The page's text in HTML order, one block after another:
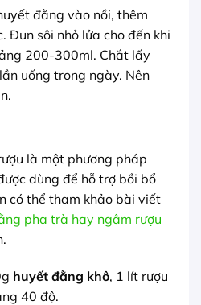
đằng vào nồi, thêm
Đun sôi nhỏ lửa cho đến khi
200-300ml. Chắt lấy
uống trong ngày. Nên
là một phương pháp
dùng để hỗ trợ bồi bổ
có thể tham khảo bài viết
pha trà hay ngâm rượu
huyết đằng khô, 1 lít rượu
40 độ.